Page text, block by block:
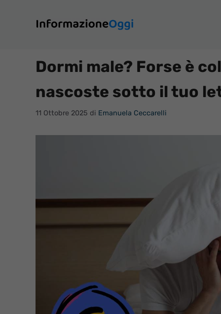
contenuto
Dormi male? Forse è
nascoste sotto il tuo
11 Ottobre 2025 di Emanuela Ceccarelli